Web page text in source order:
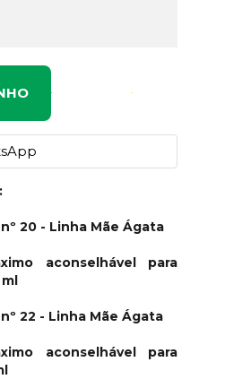
20 - Linha Mãe Ágata
aconselhável para
22 - Linha Mãe Ágata
aconselhável para